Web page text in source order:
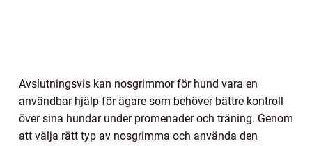
Avslutningsvis kan nosgrimmor för hund vara en
användbar hjälp för ägare som behöver bättre kontroll
över sina hundar under promenader och träning. Genom
att välja rätt typ av nosgrimma och använda den